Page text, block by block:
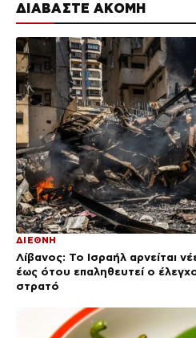
ΔΙΑΒΑΣΤΕ ΑΚΟΜΗ
ΔΙΕΘΝΗ
Λίβανος: Το Ισραήλ αρνείται
έως ότου επαληθευτεί ο
στρατό